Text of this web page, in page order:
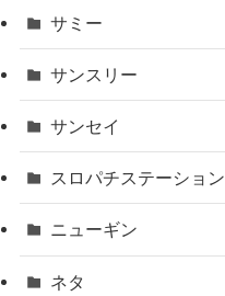
サミー
サンスリー
サンセイ
スロパチステーション
ニューギン
ネタ